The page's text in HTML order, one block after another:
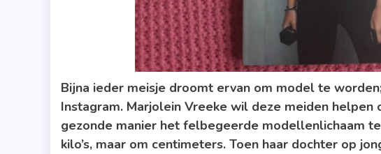
Bijna ieder meisje droomt ervan om model te
Instagram. Marjolein Vreeke wil deze meiden
gezonde manier het felbegeerde modellenlichaam
kilo’s, maar om centimeters. Toen haar dochter op